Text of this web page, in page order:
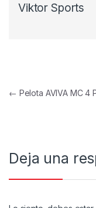
Viktor Sports
Navegación
← Pelota AVIVA MC 4
Deja una